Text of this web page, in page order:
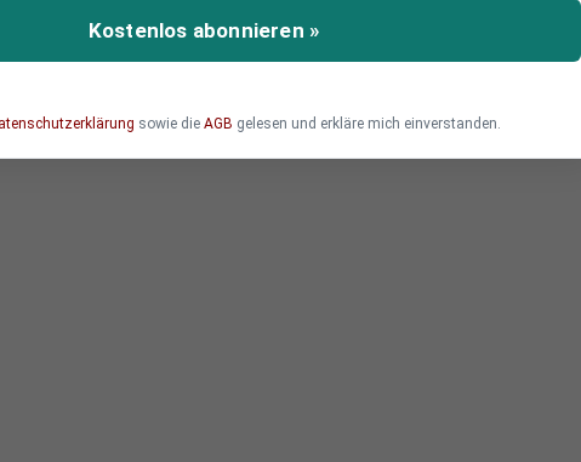
Kostenlos abonnieren »
sowie die AGB gelesen und erkläre mich einverstanden.